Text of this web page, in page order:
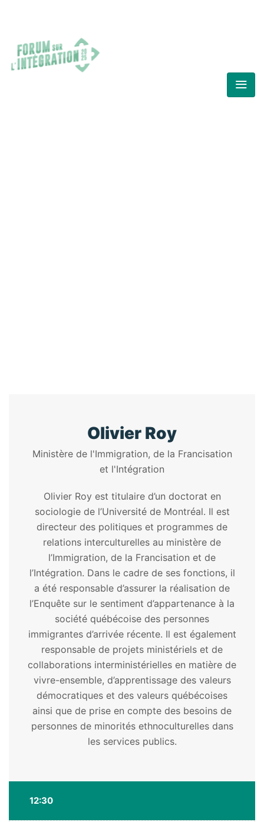
Olivier Roy
Ministère de l'Immigration, de la Francisation
et l'Intégration
Olivier Roy est titulaire d’un doctorat en
sociologie de l’Université de Montréal. Il est
directeur des politiques et programmes de
relations interculturelles au ministère de
l’Immigration, de la Francisation et de
l’Intégration. Dans le cadre de ses fonctions, il
a été responsable d’assurer la réalisation de
l’Enquête sur le sentiment d’appartenance à la
société québécoise des personnes
immigrantes d’arrivée récente. Il est également
responsable de projets ministériels et de
collaborations interministérielles en matière de
vivre-ensemble, d’apprentissage des valeurs
démocratiques et des valeurs québécoises
ainsi que de prise en compte des besoins de
personnes de minorités ethnoculturelles dans
les services publics.
12:30